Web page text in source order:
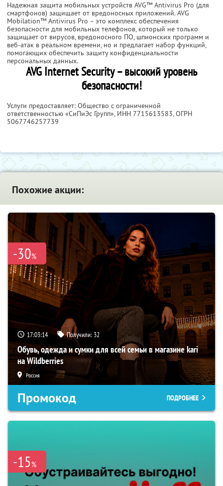
Надежная защита мобильных устройств AVG™ Antivirus Pro (для
смартфонов) защищает от вредоносных приложений. AVG
Mobilation™ Antivirus Pro – это комплекс обеспечения
безопасности для мобильных телефонов, который не только
защищает от вирусов, вредоносного ПО, шпионских программ и
веб-атак в реальном времени, но и предлагает набор функций,
помогающих обеспечить защиту конфиденциальности
персональных данных.
AVG Internet Security – высокий уровень
безопасности!
Услуги предоставляет: Общество с ограниченной
ответственностью «СиПиЭс Групп», ИНН 7715613583, ОГРН
5067746257739
Похожие акции:
-30%
17:03:12 Получили: 32
Обувь, одежда и сумки для всей семьи в магазине kari
на Wildberries
Россия
Промокод ПОДРОБНЕЕ
-15%